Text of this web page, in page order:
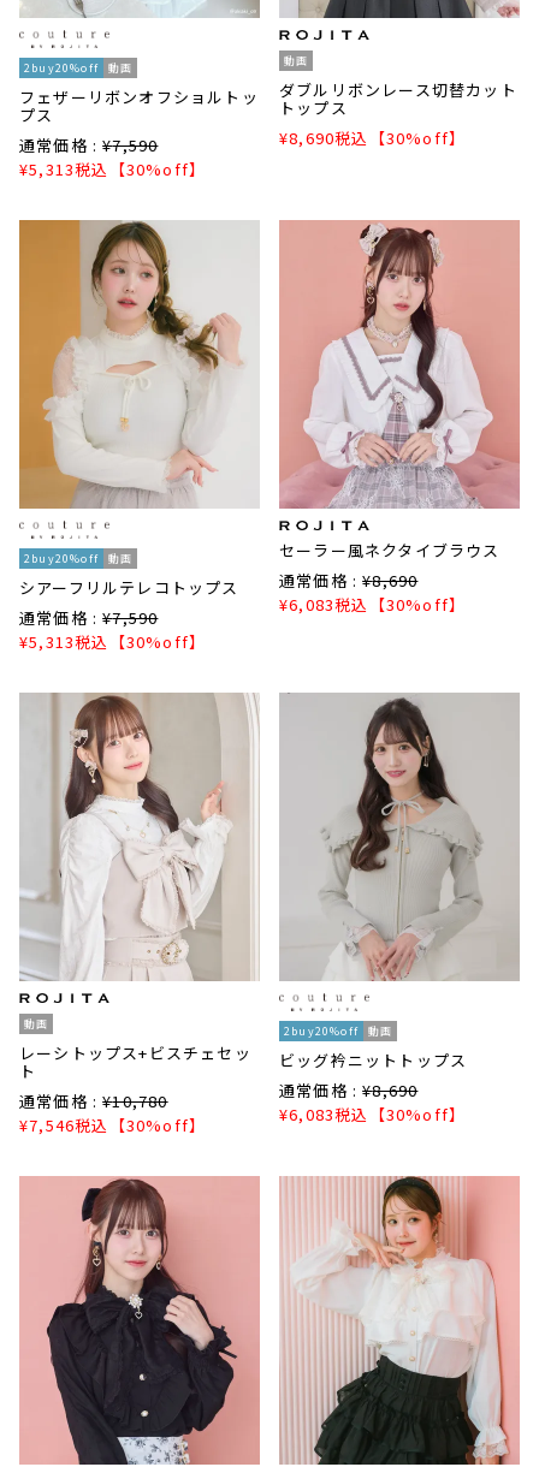
2buy20%off 動画
フェザーリボンオフショルトッ
プス
通常価格 : ¥7,590
¥5,313税込 【30%off】
動画
ダブルリボンレース切替カット
トップス
¥8,690税込 【30%off】
2buy20%off 動画
シアーフリルテレコトップス
通常価格 : ¥7,590
¥5,313税込 【30%off】
セーラー風ネクタイブラウス
通常価格 : ¥8,690
¥6,083税込 【30%off】
動画
レーシトップス+ビスチェセッ
ト
通常価格 : ¥10,780
¥7,546税込 【30%off】
2buy20%off 動画
ビッグ衿ニットトップス
通常価格 : ¥8,690
¥6,083税込 【30%off】